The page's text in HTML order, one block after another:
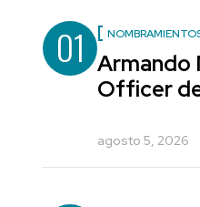
01 Armando
Officer
agosto 5, 2026